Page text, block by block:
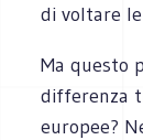
di voltare
Ma questo
differenza
europee?